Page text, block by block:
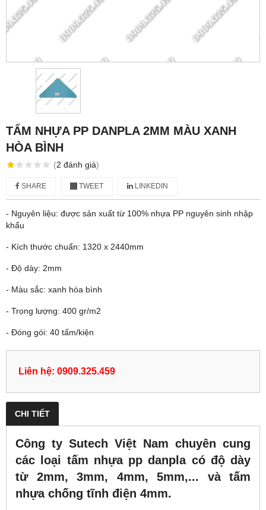
TẤM NHỰA PP DANPLA 2MM MÀU XANH
HÒA BÌNH
(2 đánh giá)
SHARE TWEET LINKEDIN
- Nguyên liệu: được sản xuất từ 100% nhựa PP nguyên sinh nhập
khẩu
- Kích thước chuẩn: 1320 x 2440mm
- Độ dày: 2mm
- Màu sắc: xanh hòa bình
- Trọng lượng: 400 gr/m2
- Đóng gói: 40 tấm/kiện
Liên hệ: 0909.325.459
CHI TIẾT
Công ty Sutech Việt Nam chuyên cung
các loại tấm nhựa pp danpla có độ dày
từ 2mm, 3mm, 4mm, 5mm,... và tấm
nhựa chống tĩnh điện 4mm.